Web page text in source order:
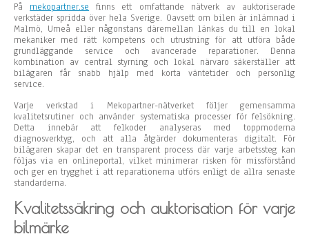
På mekopartner.se finns ett omfattande nätverk av auktoriserade
verkstäder spridda över hela Sverige. Oavsett om bilen är inlämnad i
Malmö, Umeå eller någonstans däremellan länkas du till en lokal
mekaniker med rätt kompetens och utrustning för att utföra både
grundläggande service och avancerade reparationer. Denna
kombination av central styrning och lokal närvaro säkerställer att
bilägaren får snabb hjälp med korta väntetider och personlig
service.
Varje verkstad i Mekopartner-nätverket följer gemensamma
kvalitetsrutiner och använder systematiska processer för felsökning.
Detta innebär att felkoder analyseras med toppmoderna
diagnosverktyg, och att alla åtgärder dokumenteras digitalt. För
bilägaren skapar det en transparent process där varje arbetssteg kan
följas via en onlineportal, vilket minimerar risken för missförstånd
och ger en trygghet i att reparationerna utförs enligt de allra senaste
standarderna.
Kvalitetssäkring och auktorisation för varje
bilmärke